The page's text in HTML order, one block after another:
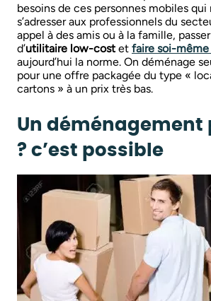
besoins de ces personnes mobiles
s’adresser aux professionnels du
appel à des amis ou à la famille,
d’utilitaire low-costet faire soi-
aujourd’hui la norme. On déménage
pour une offre packagée du type «
cartons » à un prix très bas.
Un déménagement
? c’est possible